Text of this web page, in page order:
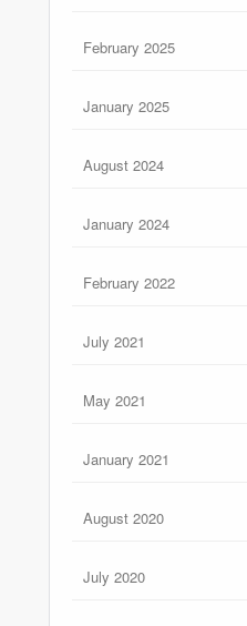
February 2025
January 2025
August 2024
January 2024
February 2022
July 2021
May 2021
January 2021
August 2020
July 2020